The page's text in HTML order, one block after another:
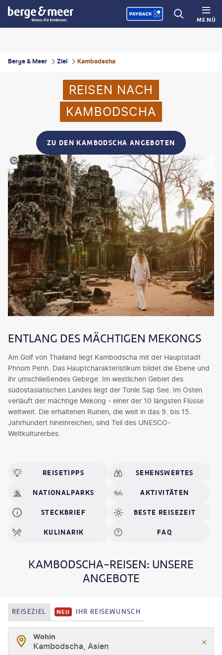
MENÜ
Berge & Meer Ziel Kambodscha
REISEN NACH
KAMBODSCHA
ZU DEN KAMBODSCHA ANGEBOTEN
- gty
ENTLANG DES MÄCHTIGEN MEKONGS
Am Golf von Thailand liegt Kambodscha mit der Hauptstadt
Phnom Penh. Das Hauptcharakteristikum bildet die Ebene und
ihr umschließendes Gebirge. Im westlichen Gebiet des
südostasiatischen Landes liegt der Tonle Sap See. Im Osten
verläuft der mächtige Mekong - einer der 10 längsten Flüsse
weltweit. Die erhaltenen Ruinen, die weit in das 9. bis 15.
Jahrhundert hineinreichen, sind Teil des UNESCO-
Weltkulturerbes.
REISETIPPS SEHENSWERTES
NATIONALPARKS AKTIVITÄTEN
STECKBRIEF BESTE REISEZEIT
KULINARIK FAQ
KAMBODSCHA-REISEN: UNSERE
ANGEBOTE
REISEZIEL NEU IHR REISEWUNSCH
Wohin
Kambodscha, Asien